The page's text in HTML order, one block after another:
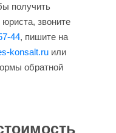
получить
звоните
44, пишите на
konsalt.ru или
обратной